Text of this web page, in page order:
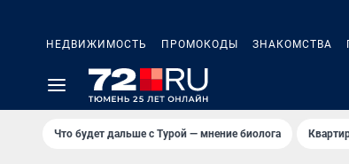
НЕДВИЖИМОСТЬ ПРОМОКОДЫ ЗНАКОМСТВА
Что будет дальше с Турой — мнение биолога